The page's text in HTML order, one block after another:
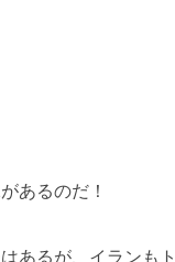
あるのだ！
あるが、イランも